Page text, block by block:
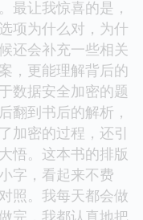
最让我惊喜的是，
项为什么对，为什
还会补充一些相关
，更能理解背后的
数据安全加密的题
翻到书后的解析，
加密的过程，还引
悟。这本书的排版
字，看起来不费
照。我每天都会做
完，我都认真地把